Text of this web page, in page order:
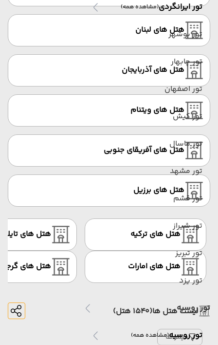
تور ایرانگردی(مشاهده همه)
تور بوشهر
تور چابهار
تور اصفهان
تور کیش
تور ماسال
تور مشهد
تور قشم
تور شیراز
تور تبریز
تور یزد
تور روسیه
تور روسیه(مشاهده همه)
هتل های لبنان
هتل های آذربایجان
هتل های ویتنام
هتل های آفریقای جنوبی
هتل های برزیل
هتل های ترکیه
هتل های امارات
هتل های تایلند
هتل های
لیست هتل ها(1540 هتل)
فیلتر ها